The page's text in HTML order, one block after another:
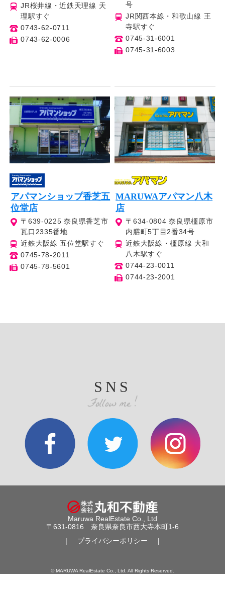
JR桜井線・近鉄天理線 天
理駅すぐ
0743-62-0711
0743-62-0006
号
JR関西本線・和歌山線 王
寺駅すぐ
0745-31-6001
0745-31-6003
アパマンショップ香芝五
位堂店
〒639-0225 奈良県香芝市
瓦口2335番地
近鉄大阪線 五位堂駅すぐ
0745-78-2011
0745-78-5601
MARUWAアパマン八木
店
〒634-0804 奈良県橿原市
内膳町5丁目2番34号
近鉄大阪線・橿原線 大和
八木駅すぐ
0744-23-0011
0744-23-2001
SNS
Maruwa RealEstate Co., Ltd
〒631-0816 奈良県奈良市西大寺本町1-6
|
プライバシーポリシー |
© MARUWA RealEstate Co., Ltd. All Rights Reserved.